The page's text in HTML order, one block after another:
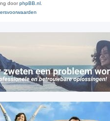
doorphpBB.nl